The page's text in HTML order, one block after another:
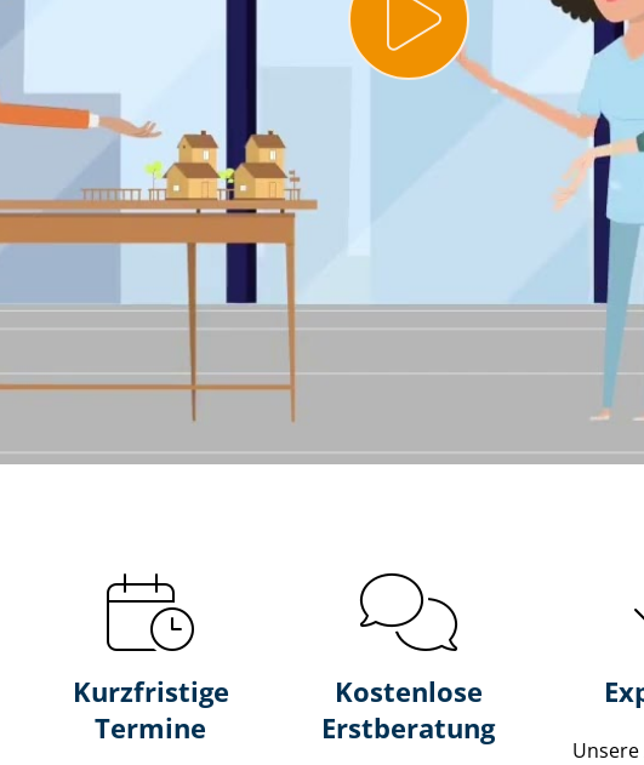
Kurzfristige
Termine
Kostenlose
Erstberatung